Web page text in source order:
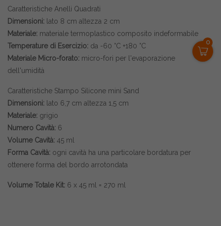
0
Caratteristiche Anelli Quadrati
Dimensioni: lato 8 cm altezza 2 cm
Materiale: materiale termoplastico composito indeformabile
Temperature di Esercizio: da -60 °C +180 °C
Materiale Micro-forato: micro-fori per l'evaporazione
dell'umidità
Caratteristiche Stampo Silicone mini Sand
Dimensioni: lato 6,7 cm altezza 1,5 cm
Materiale: grigio
Numero Cavità: 6
Volume Cavità: 45 ml
Forma Cavità: ogni cavità ha una particolare bordatura per
ottenere forma del bordo arrotondata
Volume Totale Kit: 6 x 45 ml = 270 ml